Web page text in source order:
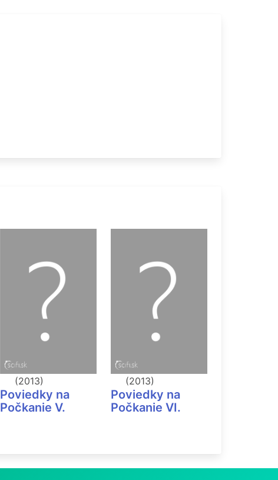
(2013)
Poviedky na
Počkanie V.
(2013)
Poviedky na
Počkanie VI.